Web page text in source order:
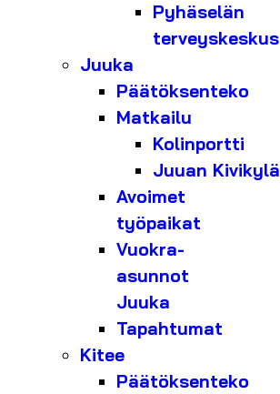
Pyhäselän
terveyskeskus
Juuka
Päätöksenteko
Matkailu
Kolinportti
Juuan Kivikylä
Avoimet
työpaikat
Vuokra-
asunnot
Juuka
Tapahtumat
Kitee
Päätöksenteko